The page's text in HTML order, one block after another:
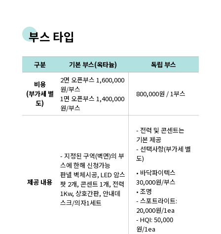
부스 타입
구분 기본 부스(옥타늄) 독립 부스
비용
(부가세 별
도)
2면 오픈부스 1,600,000
원/부스
1면 오픈부스 1,400,000
원/부스
800,000원 / 1부스
제공 내용
- 지정된 구역(벽면)의 부
스에 한해 신청가능
판넬 벽체시공, LED 암스
팟 2개, 콘센트 1개, 전력
1Kw, 상호간판, 안내데
스크/의자1세트
- 전력 및 콘센트는
기본 제공
- 선택사항(부가세 별
도)
• 바닥파이텍스
30,000원/부스
• 조명
- 스포트라이트:
20,000원/1ea
- HQI: 50,000
원/1ea